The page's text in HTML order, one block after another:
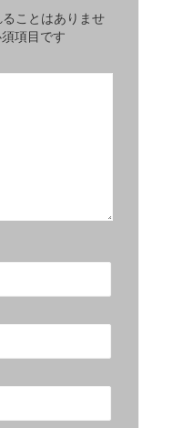
ことはありませ
項目です